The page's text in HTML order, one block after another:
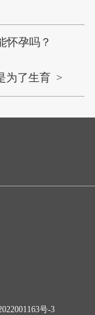
怀孕吗？
为了生育 >
号-3